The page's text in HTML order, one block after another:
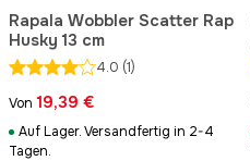
Rapala Wobbler Scatter Rap
Husky 13 cm
4.0 (1)
Von 19,39 €
Auf Lager. Versandfertig in 2-4
Tagen.